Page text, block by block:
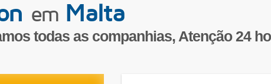
em Malta
todas as companhias, Atenção 24